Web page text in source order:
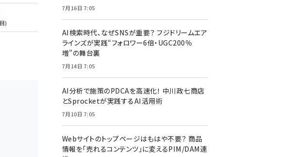
7月16日 7:05
AI検索時代、なぜSNSが重要？ フジドリームエア
ラインズが実践“フォロワー6倍・UGC200％
増”の舞台裏
7月14日 7:05
AI分析で施策のPDCAを高速化！ 中川政七商店
とSprocketが実践するAI活用術
7月10日 7:05
Webサイトのトップページはもはや不要？ 商品
情報を「売れるコンテンツ」に変えるPIM/DAM連